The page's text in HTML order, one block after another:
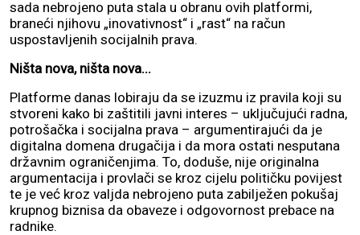
sada nebrojeno puta stala u obranu ovih platformi,
braneći njihovu „inovativnost“ i „rast“ na račun
uspostavljenih socijalnih prava.
Ništa nova, ništa nova...
Platforme danas lobiraju da se izuzmu iz pravila koji su
stvoreni kako bi zaštitili javni interes – uključujući radna,
potrošačka i socijalna prava – argumentirajući da je
digitalna domena drugačija i da mora ostati nesputana
državnim ograničenjima. To, doduše, nije originalna
argumentacija i provlači se kroz cijelu političku povijest
te je već kroz valjda nebrojeno puta zabilježen pokušaj
krupnog biznisa da obaveze i odgovornost prebace na
radnike.